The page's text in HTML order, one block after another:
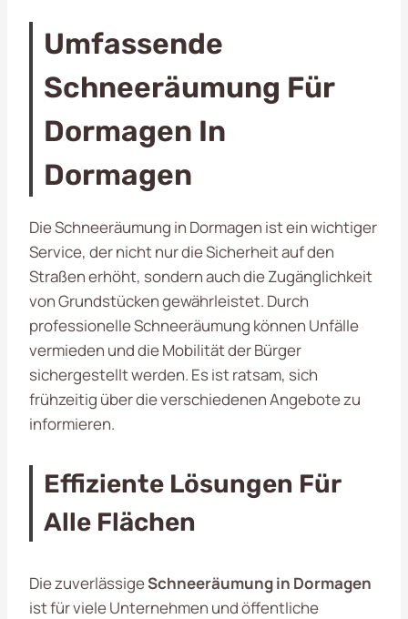
Umfassende
Schneeräumung Für
Dormagen In
Dormagen
Die Schneeräumung in Dormagen ist ein wichtiger
Service, der nicht nur die Sicherheit auf den
Straßen erhöht, sondern auch die Zugänglichkeit
von Grundstücken gewährleistet. Durch
professionelle Schneeräumung können Unfälle
vermieden und die Mobilität der Bürger
sichergestellt werden. Es ist ratsam, sich
frühzeitig über die verschiedenen Angebote zu
informieren.
Effiziente Lösungen Für
Alle Flächen
Die zuverlässigeSchneeräumung in Dormagen
ist für viele Unternehmen und öffentliche